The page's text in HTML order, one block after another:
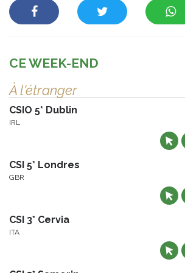
CE WEEK-END
À l'étranger
CSIO 5* Dublin
IRL
CSI 5* Londres
GBR
CSI 3* Cervia
ITA